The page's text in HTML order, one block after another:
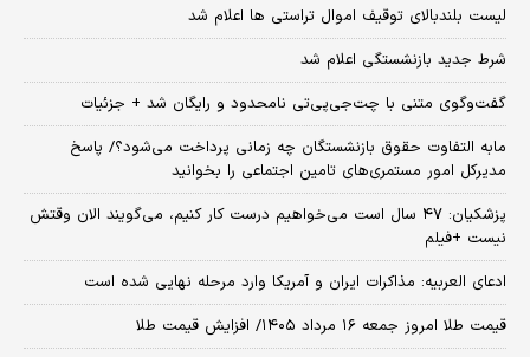
لیست بلندبالای توقیف اموال تراستی ها اعلام شد
شرط جدید بازنشستگی اعلام شد
گفت‌وگوی متنی با چت‌جی‌پی‌تی نامحدود و رایگان شد + جزئیات
مابه التفاوت حقوق بازنشستگان چه زمانی پرداخت می‌شود؟/ پاسخ
مدیرکل امور مستمری‌های تامین اجتماعی را بخوانید
پزشکیان: ۴۷ سال است می‌خواهیم درست کار کنیم، می‌گویند الان وقتش
نیست +فیلم
ادعای العربیه: مذاکرات ایران و آمریکا وارد مرحله نهایی شده است
قیمت طلا امروز جمعه ۱۶ مرداد ۱۴۰۵/ افزایش قیمت طلا